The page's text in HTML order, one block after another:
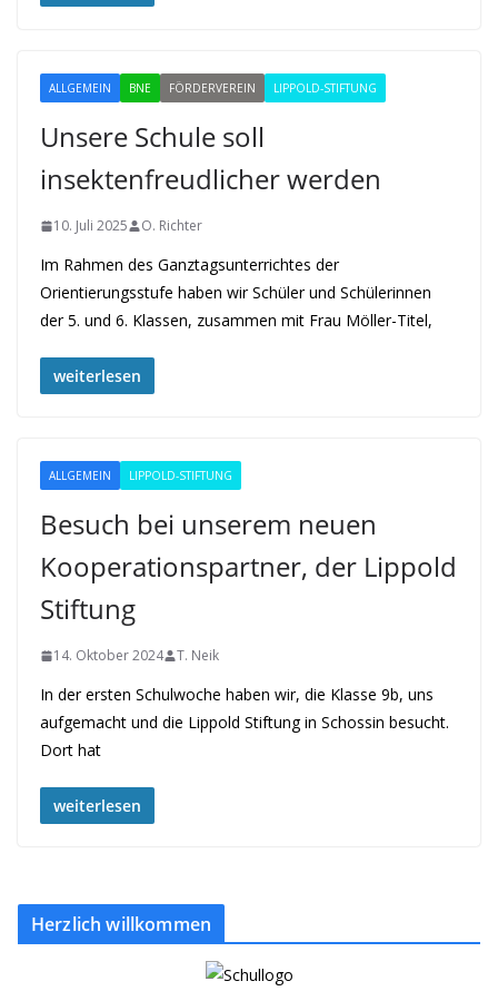
ALLGEMEIN BNE FÖRDERVEREIN LIPPOLD-STIFTUNG
Unsere Schule soll
insektenfreudlicher werden
10. Juli 2025 O. Richter
Im Rahmen des Ganztagsunterrichtes der
Orientierungsstufe haben wir Schüler und Schülerinnen
der 5. und 6. Klassen, zusammen mit Frau Möller-Titel,
weiterlesen
ALLGEMEIN LIPPOLD-STIFTUNG
Besuch bei unserem neuen
Kooperationspartner, der Lippold
Stiftung
14. Oktober 2024 T. Neik
In der ersten Schulwoche haben wir, die Klasse 9b, uns
aufgemacht und die Lippold Stiftung in Schossin besucht.
Dort hat
weiterlesen
Herzlich willkommen